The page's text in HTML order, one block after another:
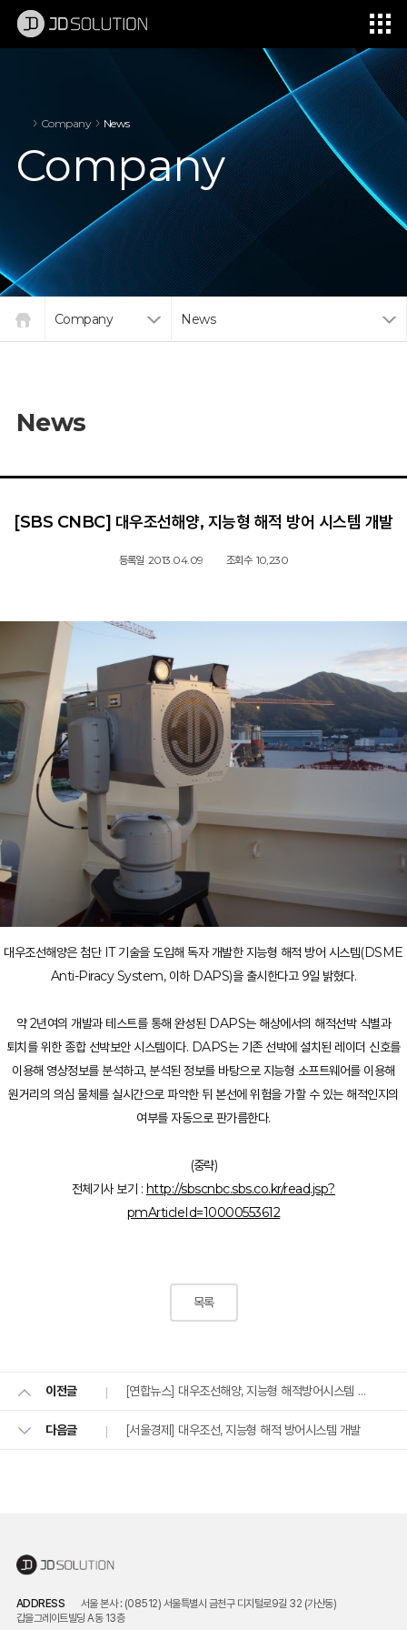
Company News
Company
Company News
News
[SBS CNBC] 대우조선해양, 지능형 해적 방어 시스템 개발
등록일 2013.04.09 조회수 10,230
대우조선해양은 첨단 IT 기술을 도입해 독자 개발한 지능형 해적 방어 시스템(DSME
Anti-Piracy System, 이하 DAPS)을 출시한다고 9일 밝혔다.
약 2년여의 개발과 테스트를 통해 완성된 DAPS는 해상에서의 해적선박 식별과
퇴치를 위한 종합 선박보안 시스템이다. DAPS는 기존 선박에 설치된 레이더 신호를
이용해 영상정보를 분석하고, 분석된 정보를 바탕으로 지능형 소프트웨어를 이용해
원거리의 의심 물체를 실시간으로 파악한 뒤 본선에 위험을 가할 수 있는 해적인지의
여부를 자동으로 판가름한다.
(중략)
전체기사 보기 : http://sbscnbc.sbs.co.kr/read.jsp?
pmArticleId=10000553612
목록
이전글 [연합뉴스] 대우조선해양, 지능형 해적방어시스템 개발
[서울경제] 대우조선, 지능형 해적 방어시스템 개발
다음글
ADDRESS
서울 본사 : (08512) 서울특별시 금천구 디지털로9길 32 (가산동)
갑을그레이트빌딩 A동 13층